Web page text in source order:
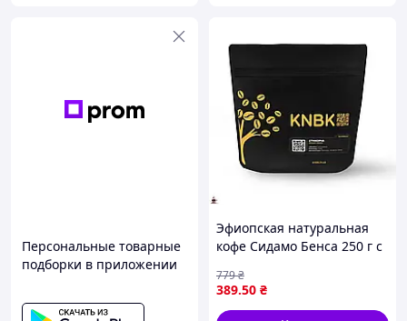
Персональные товарные
подборки в приложении
Эфиопская натуральная
кофе Сидамо Бенса 250 г с
из региона Sidamo
389.50 ₴
779₴